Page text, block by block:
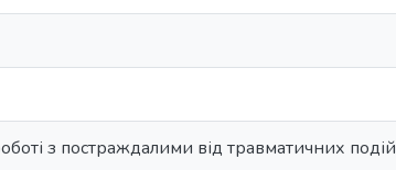
з постраждалими від травматичних подій